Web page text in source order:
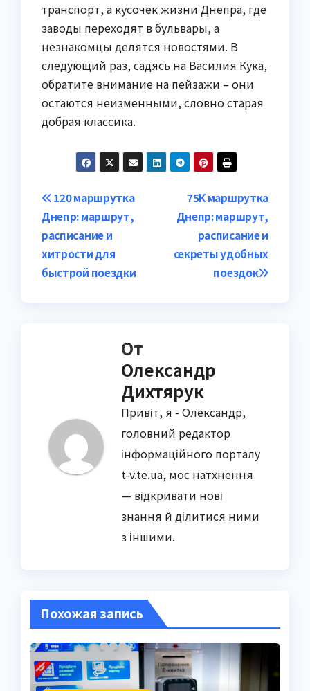
транспорт, а кусочек жизни Днепра, где
заводы переходят в бульвары, а
незнакомцы делятся новостями. В
следующий раз, садясь на Василия Кука,
обратите внимание на пейзажи – они
остаются неизменными, словно старая
добрая классика.
Навигация
по
записям
75К маршрутка
Днепр: маршрут,
расписание и
секреты удобных
поездок
120 маршрутка
Днепр: маршрут,
расписание и
хитрости для
быстрой поездки
От
Олександр
Дихтярук
Привіт, я - Олександр,
головний редактор
інформаційного порталу
t-v.te.ua, моє натхнення
— відкривати нові
знання й ділитися ними
з іншими.
Похожая запись